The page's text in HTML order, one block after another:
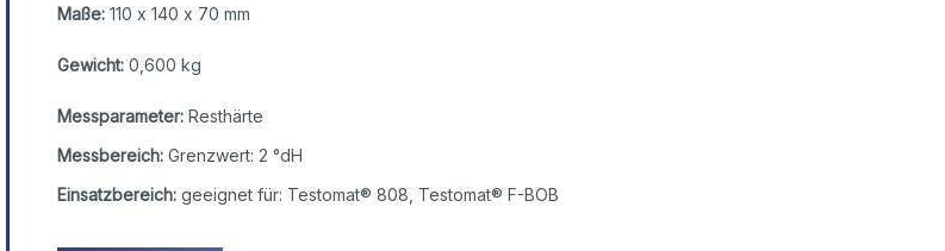
Maße:110 x 140 x 70 mm
Gewicht:0,600 kg
Messparameter:Resthärte
Messbereich:Grenzwert: 2 °dH
Einsatzbereich:geeignet für: Testomat® 808, Testomat® F-BOB